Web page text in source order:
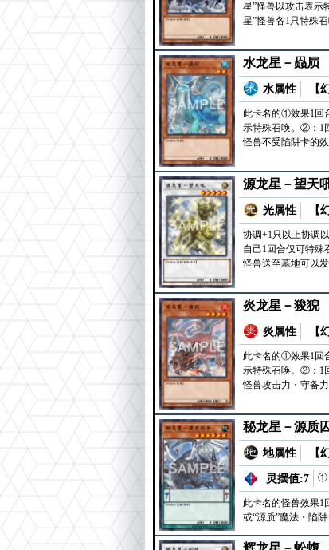
星”怪兽以攻击表示
星”怪兽各1只特殊
水龙星－赑屃
水属性 【
此卡名的①效果1回
示特殊召唤。②：1
怪兽不受陷阱卡的效
源龙星－望天
光属性 【
协调+1只以上协调
自己1回合仅可特殊
怪兽送至墓地可以
炎龙星－狻猊
炎属性 【
此卡名的①效果1回
示特殊召唤。②：1
怪兽攻击力・守备力
秘龙星－源质
地属性 【
灵摆值:7 ①
此卡名的怪兽效果1
或“源质”魔法・陷阱